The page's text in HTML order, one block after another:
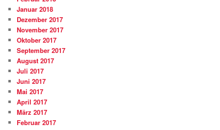
Januar 2018
Dezember 2017
November 2017
Oktober 2017
September 2017
August 2017
Juli 2017
Juni 2017
Mai 2017
April 2017
März 2017
Februar 2017